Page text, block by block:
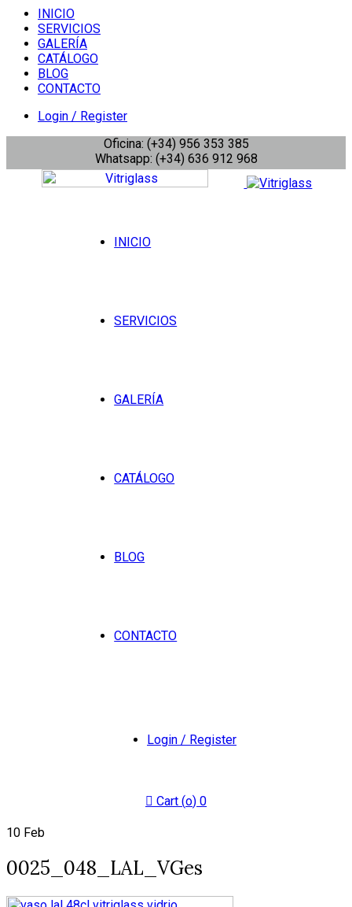
INICIO
SERVICIOS
GALERÍA
CATÁLOGO
BLOG
CONTACTO
Login / Register
Oficina: (+34) 956 353 385
Whatsapp: (+34) 636 912 968
INICIO
SERVICIOS
GALERÍA
CATÁLOGO
BLOG
CONTACTO
Login / Register
Cart (o) 0
10 Feb
0025_048_LAL_VGes